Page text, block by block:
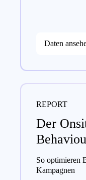
Daten
REPORT
Der
So optimieren
Kampagnen